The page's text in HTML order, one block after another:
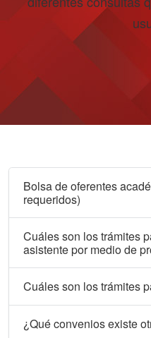
Bolsa de oferentes
requeridos)
Escuela de
Cuáles son los trámites
asistente por medio de
en FUNDAUNA o en la
Cuáles son los trámites
¿Qué convenios existe